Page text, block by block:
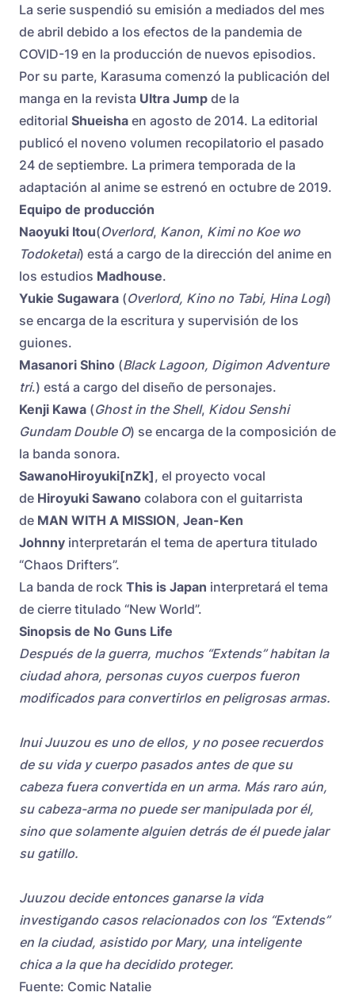
La serie suspendió su emisión a mediados del mes
de abril debido a los efectos de la pandemia de
COVID-19 en la producción de nuevos episodios.
Por su parte, Karasuma comenzó la publicación del
manga en la revista Ultra Jump de la
editorial Shueisha en agosto de 2014. La editorial
publicó el noveno volumen recopilatorio el pasado
24 de septiembre. La primera temporada de la
adaptación al anime se estrenó en octubre de 2019.
Equipo de producción
Naoyuki Itou(Overlord, Kanon, Kimi no Koe wo
Todoketai) está a cargo de la dirección del anime en
los estudios Madhouse.
Yukie Sugawara (Overlord, Kino no Tabi, Hina Logi)
se encarga de la escritura y supervisión de los
guiones.
Masanori Shino (Black Lagoon, Digimon Adventure
tri.) está a cargo del diseño de personajes.
Kenji Kawa (Ghost in the Shell, Kidou Senshi
Gundam Double O) se encarga de la composición de
la banda sonora.
SawanoHiroyuki[nZk], el proyecto vocal
de Hiroyuki Sawano colabora con el guitarrista
de MAN WITH A MISSION, Jean-Ken
Johnny interpretarán el tema de apertura titulado
“Chaos Drifters”.
La banda de rock This is Japan interpretará el tema
de cierre titulado “New World”.
Sinopsis de No Guns Life
Después de la guerra, muchos “Extends” habitan la
ciudad ahora, personas cuyos cuerpos fueron
modificados para convertirlos en peligrosas armas.
Inui Juuzou es uno de ellos, y no posee recuerdos
de su vida y cuerpo pasados antes de que su
cabeza fuera convertida en un arma. Más raro aún,
su cabeza-arma no puede ser manipulada por él,
sino que solamente alguien detrás de él puede jalar
su gatillo.
Juuzou decide entonces ganarse la vida
investigando casos relacionados con los “Extends”
en la ciudad, asistido por Mary, una inteligente
chica a la que ha decidido proteger.
Fuente: Comic Natalie